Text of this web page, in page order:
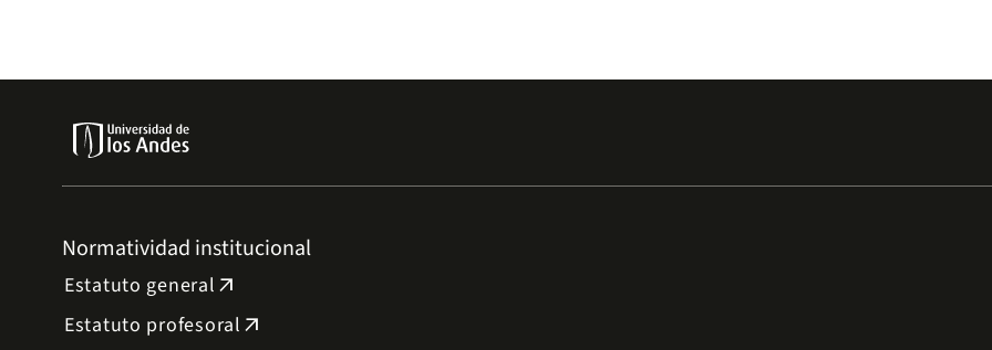
Normatividad institucional
Estatuto general arrow_outward
Estatuto profesoral arrow_outward